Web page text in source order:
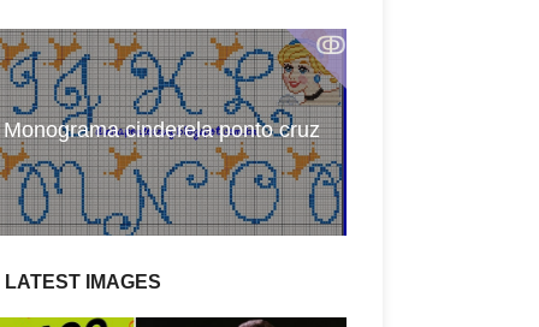
ↂ
Monograma cinderela ponto cruz
LATEST IMAGES